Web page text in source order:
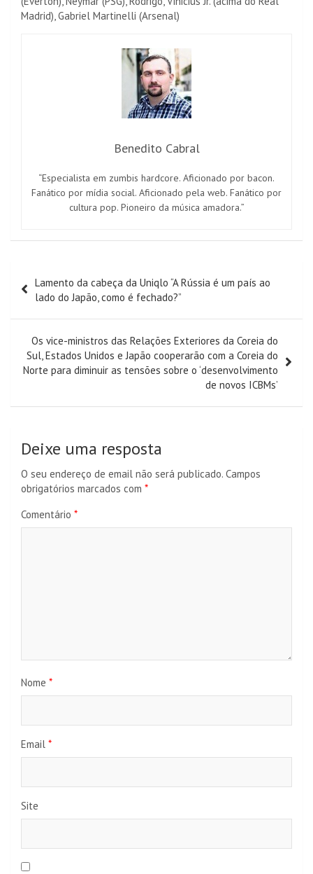
Madrid), Gabriel Martinelli (Arsenal)
Benedito Cabral
“Especialista em zumbis hardcore. Aficionado por bacon.
Fanático por mídia social. Aficionado pela web. Fanático por
cultura pop. Pioneiro da música amadora.”
de
artigos
Lamento da cabeça da Uniqlo “A Rússia é um país ao
lado do Japão, como é fechado?”
Os vice-ministros das Relações Exteriores da Coreia do
Sul, Estados Unidos e Japão cooperarão com a Coreia do
Norte para diminuir as tensões sobre o ‘desenvolvimento
de novos ICBMs’
Deixe uma resposta
O seu endereço de email não será publicado. Campos
obrigatórios marcados com *
Comentário *
Nome *
Email *
Site